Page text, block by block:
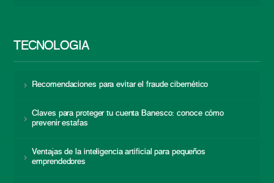
TECNOLOGÍA
Recomendaciones para evitar el fraude cibernético
Claves para proteger tu cuenta Banesco: conoce cómo
prevenir estafas
Ventajas de la inteligencia artificial para pequeños
emprendedores